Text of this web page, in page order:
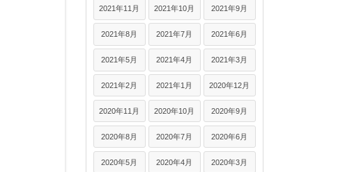
2021年11月 2021年10月 2021年9月
2021年8月 2021年7月 2021年6月
2021年5月 2021年4月 2021年3月
2021年2月 2021年1月 2020年12月
2020年11月 2020年10月 2020年9月
2020年8月 2020年7月 2020年6月
2020年5月 2020年4月 2020年3月